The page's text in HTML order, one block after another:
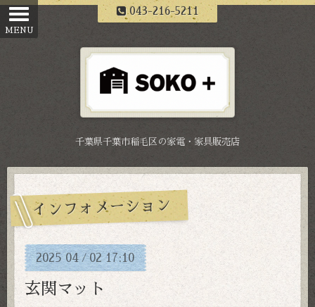
043-216-5211
千葉県千葉市稲毛区の家電・家具販売店
インフォメーション
2025 04/02 17:10
玄関マット